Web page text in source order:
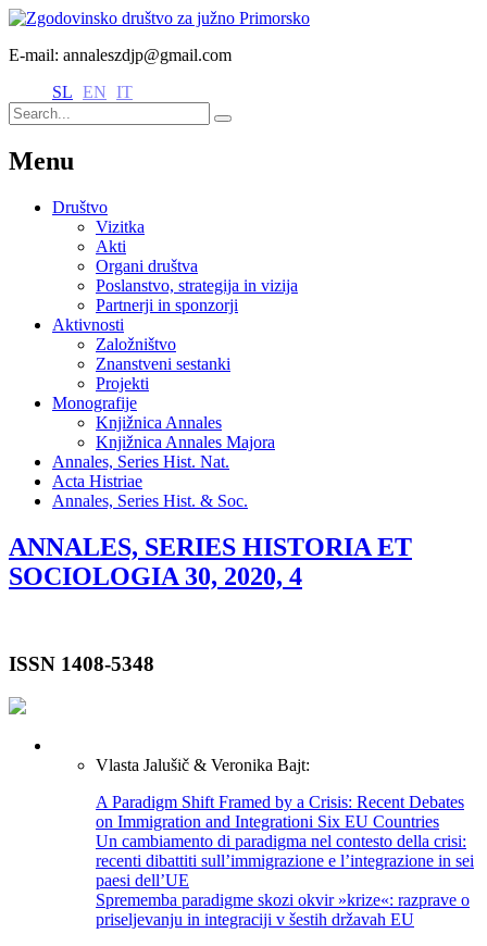
E-mail: annaleszdjp@gmail.com
SL EN IT
Menu
Društvo
Vizitka
Akti
Organi društva
Poslanstvo, strategija in vizija
Partnerji in sponzorji
Aktivnosti
Založništvo
Znanstveni sestanki
Projekti
Monografije
Knjižnica Annales
Knjižnica Annales Majora
Annales, Series Hist. Nat.
Acta Histriae
Annales, Series Hist. & Soc.
ANNALES, SERIES HISTORIA ET
SOCIOLOGIA 30, 2020, 4
ISSN 1408-5348
Vlasta Jalušič & Veronika Bajt:
A Paradigm Shift Framed by a Crisis: Recent Debates
on Immigration and Integrationi Six EU Countries
Un cambiamento di paradigma nel contesto della crisi:
recenti dibattiti sull’immigrazione e l’integrazione in sei
paesi dell’UE
Sprememba paradigme skozi okvir »krize«: razprave o
priseljevanju in integraciji v šestih državah EU